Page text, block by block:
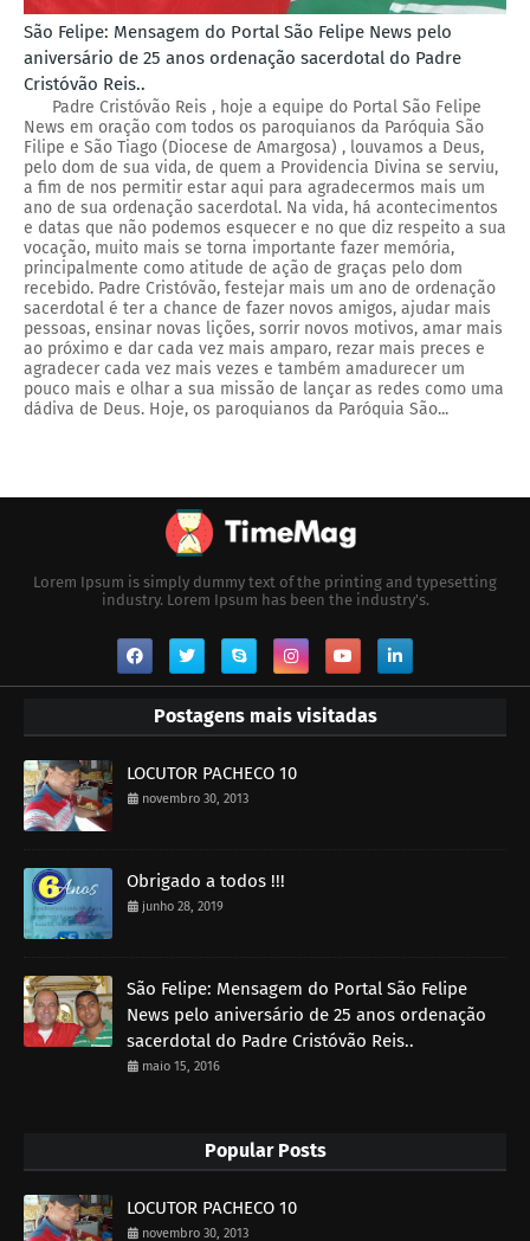
São Felipe: Mensagem do Portal São Felipe News pelo
aniversário de 25 anos ordenação sacerdotal do Padre
Cristóvão Reis..
Padre Cristóvão Reis , hoje a equipe do Portal São Felipe
News em oração com todos os paroquianos da Paróquia São
Filipe e São Tiago (Diocese de Amargosa) , louvamos a Deus,
pelo dom de sua vida, de quem a Providencia Divina se serviu,
a fim de nos permitir estar aqui para agradecermos mais um
ano de sua ordenação sacerdotal. Na vida, há acontecimentos
e datas que não podemos esquecer e no que diz respeito a sua
vocação, muito mais se torna importante fazer memória,
principalmente como atitude de ação de graças pelo dom
recebido. Padre Cristóvão, festejar mais um ano de ordenação
sacerdotal é ter a chance de fazer novos amigos, ajudar mais
pessoas, ensinar novas lições, sorrir novos motivos, amar mais
ao próximo e dar cada vez mais amparo, rezar mais preces e
agradecer cada vez mais vezes e também amadurecer um
pouco mais e olhar a sua missão de lançar as redes como uma
dádiva de Deus. Hoje, os paroquianos da Paróquia São...
Lorem Ipsum is simply dummy text of the printing and typesetting
industry. Lorem Ipsum has been the industry's.
Postagens mais visitadas
LOCUTOR PACHECO 10
novembro 30, 2013
Obrigado a todos !!!
junho 28, 2019
São Felipe: Mensagem do Portal São Felipe
News pelo aniversário de 25 anos ordenação
sacerdotal do Padre Cristóvão Reis..
maio 15, 2016
Popular Posts
LOCUTOR PACHECO 10
novembro 30, 2013